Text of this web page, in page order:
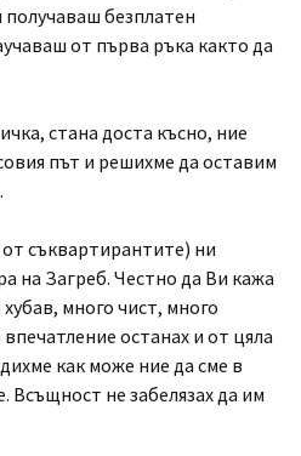
получаваш безплатен
от първа ръка както да
стана доста късно, ние
път и решихме да оставим
съквартирантите) ни
на Загреб. Честно да Ви кажа
много чист, много
останах и от цяла
как може ние да сме в
Всъщност не забелязах да им